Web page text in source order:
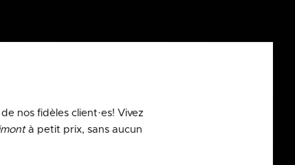
nos fidèles client·es! Vivez
à petit prix, sans aucun